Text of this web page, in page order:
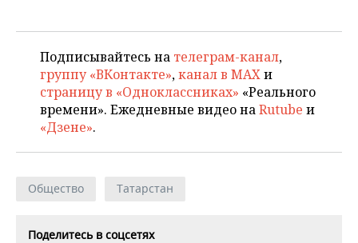
Подписывайтесь на телеграм-канал,
группу «ВКонтакте»,канал в MAXи
страницу в «Одноклассниках» «Реального
времени». Ежедневные видео наRutube и
«Дзене».
Общество Татарстан
Поделитесь в соцсетях